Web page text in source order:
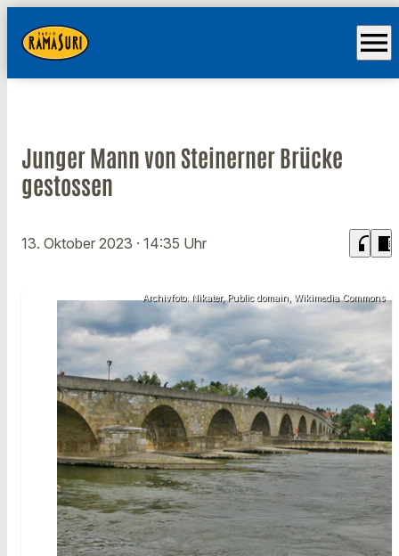
menu
Junger Mann von Steinerner Brücke
gestossen
13. Oktober 2023 · 14:35 Uhr headphones chrome_reader_mode
Archivfoto: Nikater, Public domain, Wikimedia Commons